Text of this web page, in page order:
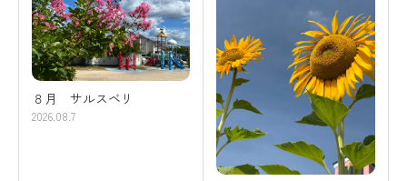
８月 サルスベリ
2026.08.7